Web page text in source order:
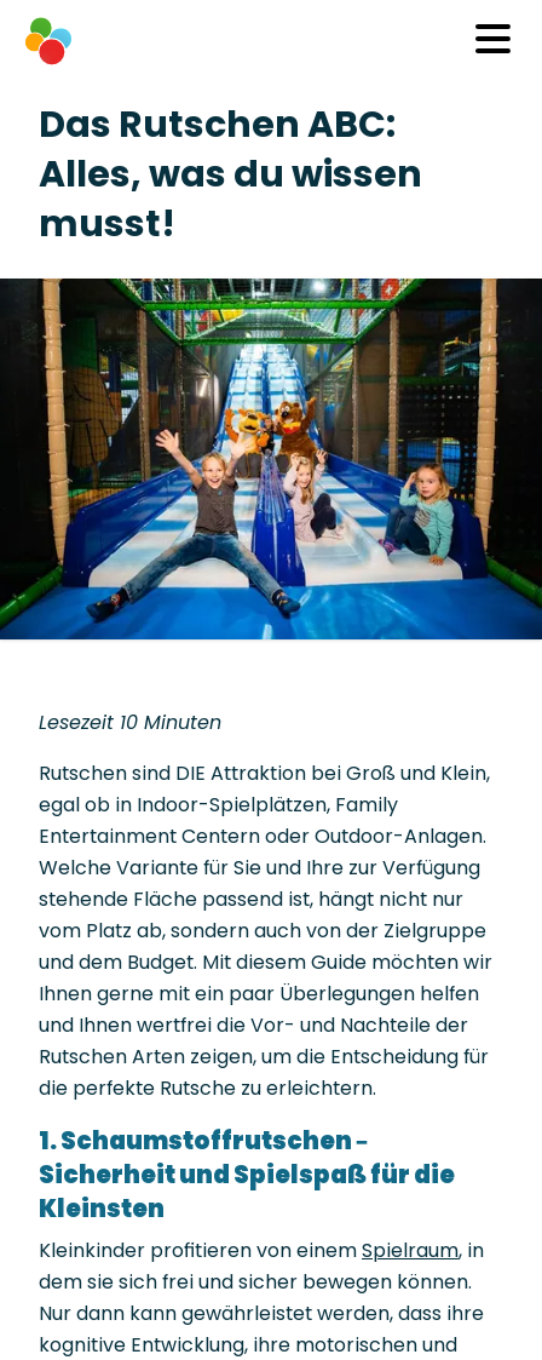
Das Rutschen ABC:
Alles, was du wissen
musst!
Lesezeit 10 Minuten
Rutschen sind DIE Attraktion bei Groß und Klein,
egal ob in Indoor-Spielplätzen, Family
Entertainment Centern oder Outdoor-Anlagen.
Welche Variante für Sie und Ihre zur Verfügung
stehende Fläche passend ist, hängt nicht nur
vom Platz ab, sondern auch von der Zielgruppe
und dem Budget. Mit diesem Guide möchten wir
Ihnen gerne mit ein paar Überlegungen helfen
und Ihnen wertfrei die Vor- und Nachteile der
Rutschen Arten zeigen, um die Entscheidung für
die perfekte Rutsche zu erleichtern.
1. Schaumstoffrutschen –
Sicherheit und Spielspaß für die
Kleinsten
Kleinkinder profitieren von einemSpielraum, in
dem sie sich frei und sicher bewegen können.
Nur dann kann gewährleistet werden, dass ihre
kognitive Entwicklung, ihre motorischen und